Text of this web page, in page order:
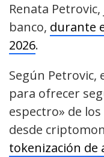
Renata
banco, durante
2026.
Según Petrovic,
para ofrecer
espectro» de
desde
tokenización de